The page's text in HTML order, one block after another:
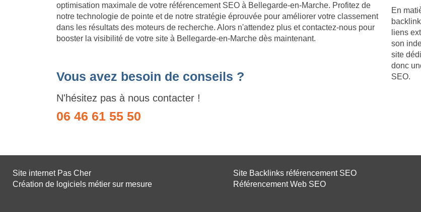
optimisation maximale de votre référencement SEO à Bellegarde-en-Marche. Profitez de
notre technologie de pointe et de notre stratégie éprouvée pour améliorer votre classement
dans les résultats des moteurs de recherche. Alors n'attendez plus et contactez-nous pour
booster la visibilité de votre site à Bellegarde-en-Marche dès maintenant.
Vous avez besoin de conseils ?
N'hésitez pas à nous contacter !
06 46 61 55 50
En
liens
son
site
donc
SEO.
Site internet Pas Cher
Création de logiciels métier sur mesure
Site Backlinks référencement SEO
Référencement Web SEO